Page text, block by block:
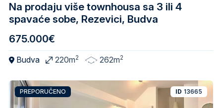
Na prodaju više townhousa sa 3 ili 4
spavaće sobe, Rezevici, Budva
675.000€
Budva 220m2 262m2
PREPORUČENO ID 13665